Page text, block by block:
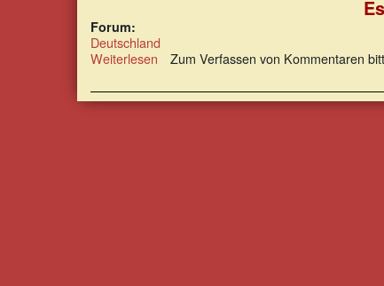
Forum:
Deutschland
Weiterlesen über
Epidemie
des
Zum Verfassen von Kommentaren